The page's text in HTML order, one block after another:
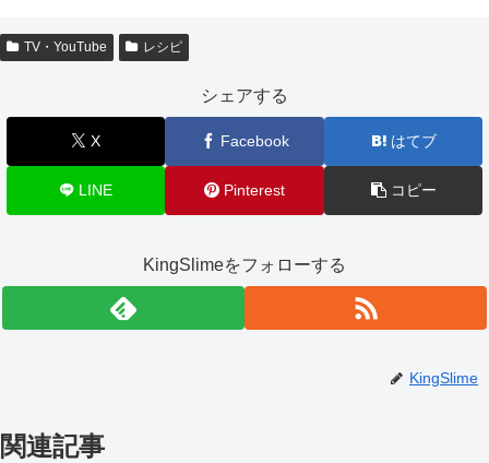
TV・YouTube レシピ
シェアする
X Facebook はてブ
LINE Pinterest コピー
KingSlimeをフォローする
KingSlime
関連記事